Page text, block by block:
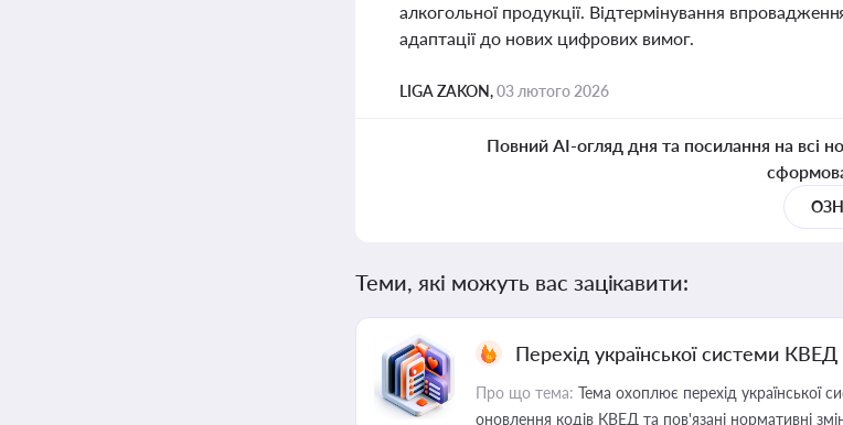
алкогольної продукції. Відтермінування
адаптації до нових цифрових вимог.
LIGA ZAKON,03 лютого 2026
Повний AI-огляд дня та посилання на всі
Теми, які можуть вас зацікавити:
Перехід української системи КВЕД
Про що тема: Тема охоплює перехід української
оновлення кодів КВЕД та пов'язані нормативні